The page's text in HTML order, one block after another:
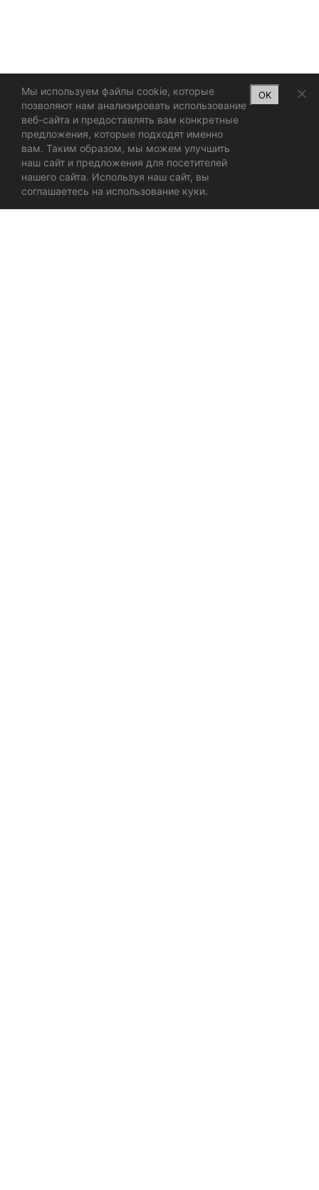
Мы используем файлы cookie, которые
позволяют нам анализировать использование
веб-сайта и предоставлять вам конкретные
предложения, которые подходят именно
вам. Таким образом, мы можем улучшить
наш сайт и предложения для посетителей
нашего сайта. Используя наш сайт, вы
соглашаетесь на использование куки.
OK